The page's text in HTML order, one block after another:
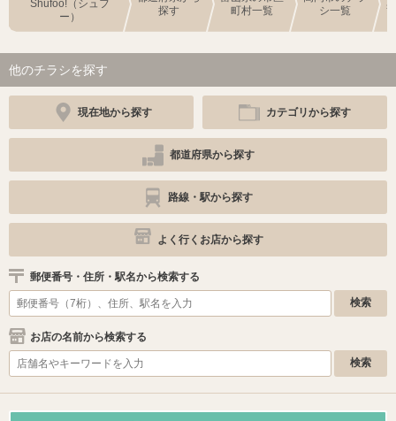
Shufoo!（シュフ
ー）
探す
町村一覧
シ一覧
他のチラシを探す
現在地から探す カテゴリから探す
都道府県から探す
路線・駅から探す
よく行くお店から探す
郵便番号・住所・駅名から検索する
お店の名前から検索する